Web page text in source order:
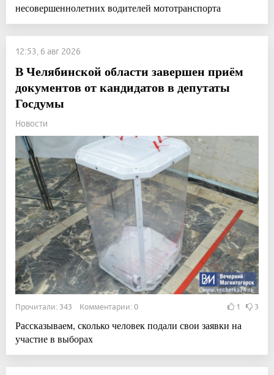
несовершеннолетних водителей мототранспорта
12:53, 6 авг 2026
В Челябинской области завершен приём
документов от кандидатов в депутаты
Госдумы
Новости
Прочитали: 343 Комментарии: 0 1 3
Рассказываем, сколько человек подали свои заявки на
участие в выборах